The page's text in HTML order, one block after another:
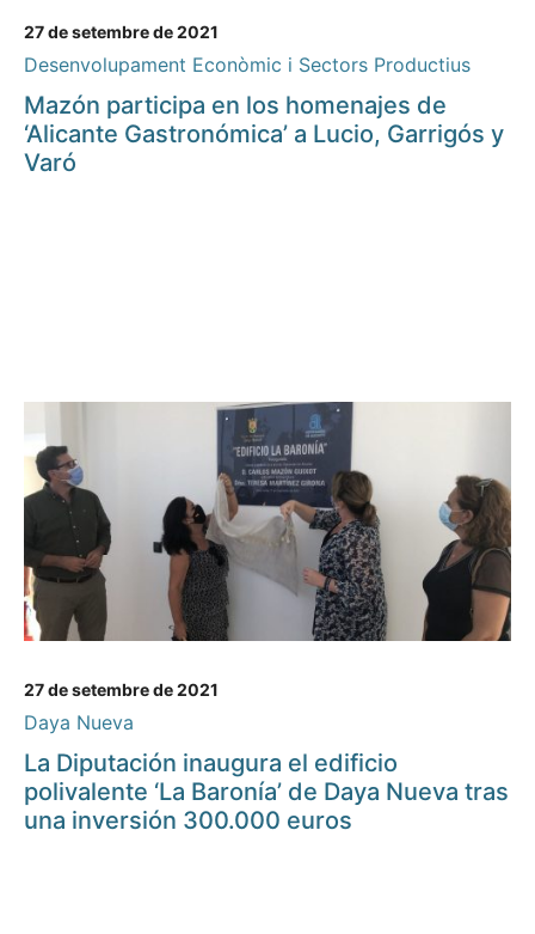
27 de setembre de 2021
Desenvolupament Econòmic i Sectors Productius
Mazón participa en los homenajes de
‘Alicante Gastronómica’ a Lucio, Garrigós y
Varó
27 de setembre de 2021
Daya Nueva
La Diputación inaugura el edificio
polivalente ‘La Baronía’ de Daya Nueva tras
una inversión 300.000 euros